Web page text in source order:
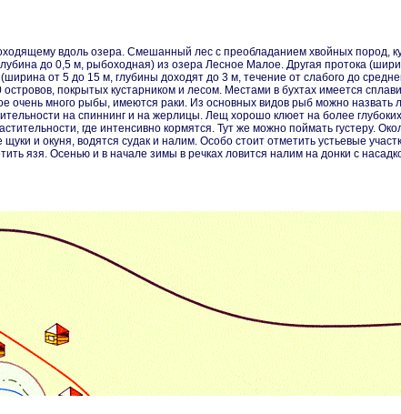
вдоль озера. Смешанный лес с преобладанием хвойных пород,
до 0,5 м, рыбоходная) из озера Лесное Малое. Другая протока
от 5 до 15 м, глубины доходят до 3 м, течение от слабого до
покрытых кустарником и лесом. Местами в бухтах имеется
очень много рыбы, имеются раки. Из основных видов рыб можно назвать
на спиннинг и на жерлицы. Лещ хорошо клюет на более
где интенсивно кормятся. Тут же можно поймать густеру.
и окуня, водятся судак и налим. Особо стоит отметить устьевые
язя. Осенью и в начале зимы в речках ловится налим на донки с